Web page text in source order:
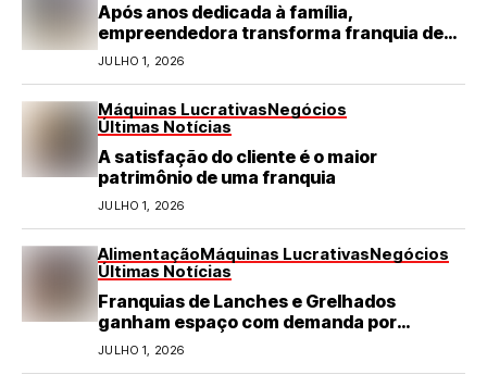
Após anos dedicada à família,
empreendedora transforma franquia de
turismo em negócio de destaque no RN
JULHO 1, 2026
Máquinas LucrativasNegócios
Últimas Notícias
A satisfação do cliente é o maior
patrimônio de uma franquia
JULHO 1, 2026
AlimentaçãoMáquinas LucrativasNegócios
Últimas Notícias
Franquias de Lanches e Grelhados
ganham espaço com demanda por
refeições rápidas e de qualidade
JULHO 1, 2026